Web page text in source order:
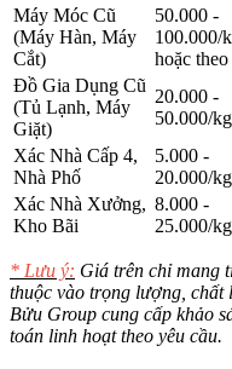
Máy Móc Cũ
(Máy Hàn, Máy
Cắt)
50.000 -
100.000/
hoặc
Đồ Gia Dụng Cũ
(Tủ Lạnh, Máy
Giặt)
20.000 -
50.000/kg
Xác Nhà Cấp 4,
Nhà Phố
5.000 -
20.000/kg
Xác Nhà Xưởng,
Kho Bãi
8.000 -
25.000/kg
* Lưu ý: Giá trên chỉ mang
thuộc vào trọng lượng,
Bửu Group cung cấp khảo
toán linh hoạt theo yêu cầu.